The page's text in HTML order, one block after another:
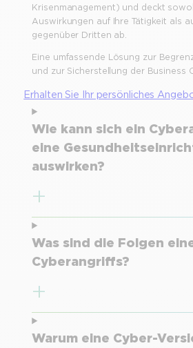
Krisenmanagement) und deckt
Auswirkungen auf Ihre Tätigkeit als
gegenüber Dritten ab.
Eine umfassende Lösung zur
und zur Sicherstellung der Business
Erhalten Sie Ihr persönliches
Wie kann sich ein
eine
auswirken?
Was sind die Folgen
Cyberangriffs?
Warum eine Cyber-